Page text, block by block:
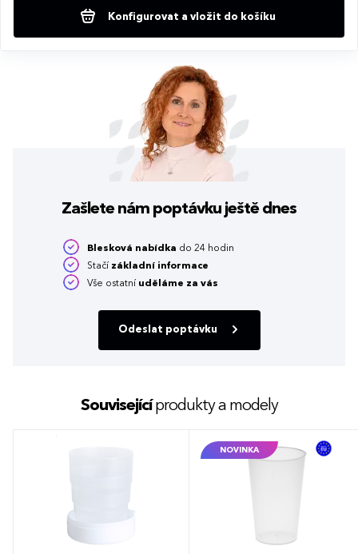
Konfigurovat a vložit do košíku
Zašlete nám poptávku ještě dnes
Blesková nabídka do 24 hodin
Stačí základní informace
Vše ostatní uděláme za vás
Odeslat poptávku
Souvisejícíprodukty a modely
NOVINKA